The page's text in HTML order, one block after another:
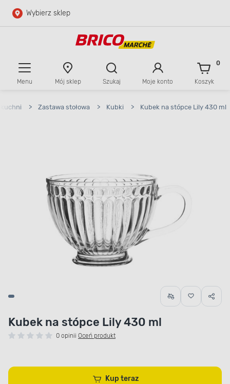
Przejdź do głównej zawartości
Wybierz sklep
Menu Mój sklep Szukaj Moje konto Koszyk
0
kuchni > Zastawa stołowa > Kubki > Kubek na stópce Lily 430 ml
Kubek na stópce Lily 430 ml
0 opinii Oceń produkt
Kup teraz